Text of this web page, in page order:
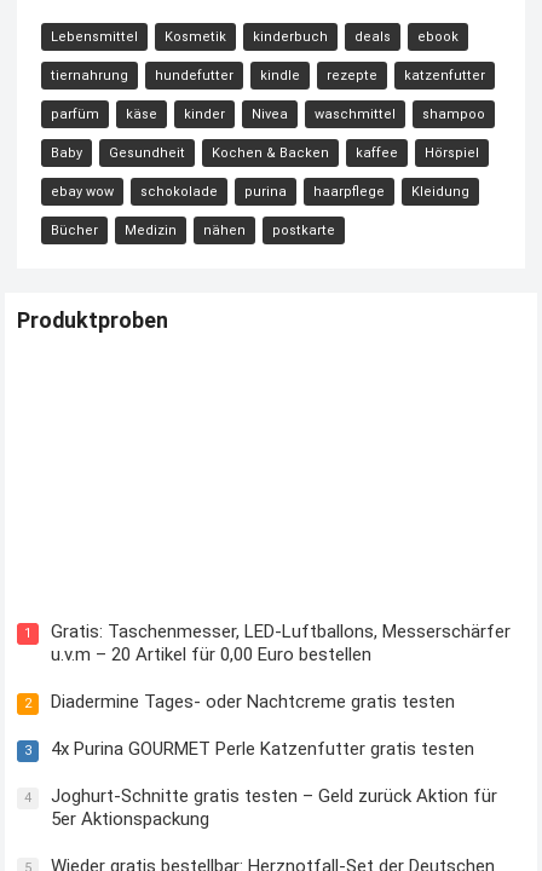
Lebensmittel Kosmetik kinderbuch deals ebook
tiernahrung hundefutter kindle rezepte katzenfutter
parfüm käse kinder Nivea waschmittel shampoo
Baby Gesundheit Kochen & Backen kaffee Hörspiel
ebay wow schokolade purina haarpflege Kleidung
Bücher Medizin nähen postkarte
Produktproben
1
Gratis: Taschenmesser, LED-Luftballons, Messerschärfer
u.v.m – 20 Artikel für 0,00 Euro bestellen
2 Diadermine Tages- oder Nachtcreme gratis testen
3 4x Purina GOURMET Perle Katzenfutter gratis testen
4
Joghurt-Schnitte gratis testen – Geld zurück Aktion für
5er Aktionspackung
Wieder gratis bestellbar: Herznotfall-Set der Deutschen